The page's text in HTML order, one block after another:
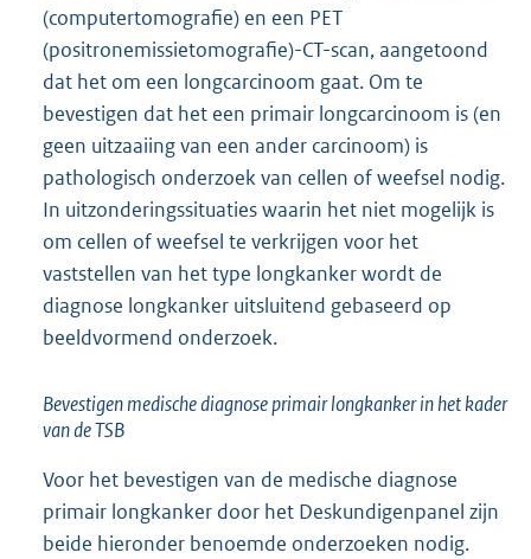
(computertomografie) en een PET
(positronemissietomografie)-CT-scan, aangetoond
dat het om een longcarcinoom gaat. Om te
bevestigen dat het een primair longcarcinoom is (en
geen uitzaaiing van een ander carcinoom) is
pathologisch onderzoek van cellen of weefsel nodig.
In uitzonderingssituaties waarin het niet mogelijk is
om cellen of weefsel te verkrijgen voor het
vaststellen van het type longkanker wordt de
diagnose longkanker uitsluitend gebaseerd op
beeldvormend onderzoek.
Bevestigen medische diagnose primair longkanker in het kader
van de TSB
Voor het bevestigen van de medische diagnose
primair longkanker door het Deskundigenpanel zijn
beide hieronder benoemde onderzoeken nodig.